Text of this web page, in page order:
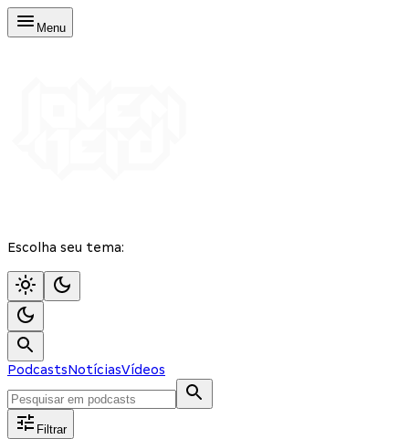
Menu
Escolha seu tema:
PodcastsNotíciasVídeos
Filtrar